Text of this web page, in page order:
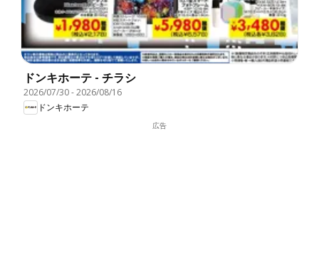
ドンキホーテ - チラシ
2026/07/30-2026/08/16
ドンキホーテ
広告